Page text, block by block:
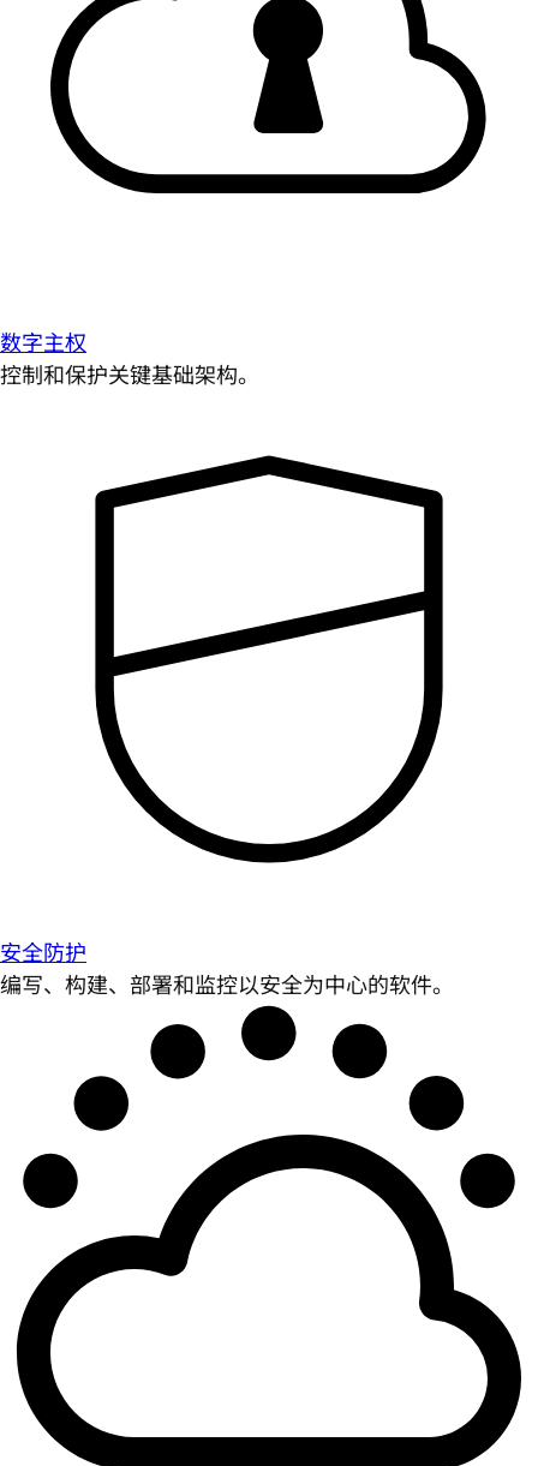
数字主权
控制和保护关键基础架构。
安全防护
编写、构建、部署和监控以安全为中心的软件。